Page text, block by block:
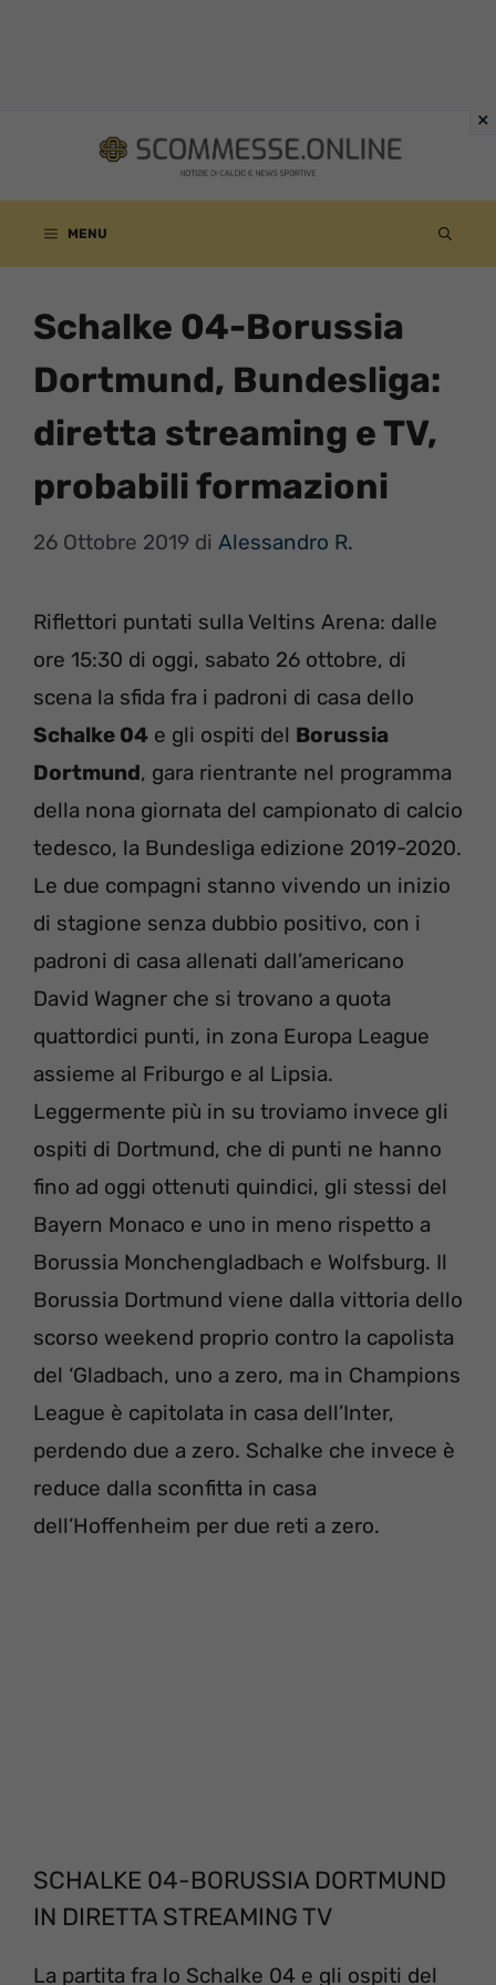
contenuto
MENU
Schalke 04-Borussia
Dortmund, Bundesliga:
diretta streaming e TV,
probabili formazioni
26 Ottobre 2019 di Alessandro R.
Riflettori puntati sulla Veltins Arena: dalle
ore 15:30 di oggi, sabato 26 ottobre, di
scena la sfida fra i padroni di casa dello
Schalke 04 e gli ospiti del Borussia
Dortmund, gara rientrante nel programma
della nona giornata del campionato di calcio
tedesco, la Bundesliga edizione 2019-2020.
Le due compagni stanno vivendo un inizio
di stagione senza dubbio positivo, con i
padroni di casa allenati dall’americano
David Wagner che si trovano a quota
quattordici punti, in zona Europa League
assieme al Friburgo e al Lipsia.
Leggermente più in su troviamo invece gli
ospiti di Dortmund, che di punti ne hanno
fino ad oggi ottenuti quindici, gli stessi del
Bayern Monaco e uno in meno rispetto a
Borussia Monchengladbach e Wolfsburg. Il
Borussia Dortmund viene dalla vittoria dello
scorso weekend proprio contro la capolista
del ‘Gladbach, uno a zero, ma in Champions
League è capitolata in casa dell’Inter,
perdendo due a zero. Schalke che invece è
reduce dalla sconfitta in casa
dell’Hoffenheim per due reti a zero.
SCHALKE 04-BORUSSIA DORTMUND
IN DIRETTA STREAMING TV
La partita fra lo Schalke 04 e gli ospiti del